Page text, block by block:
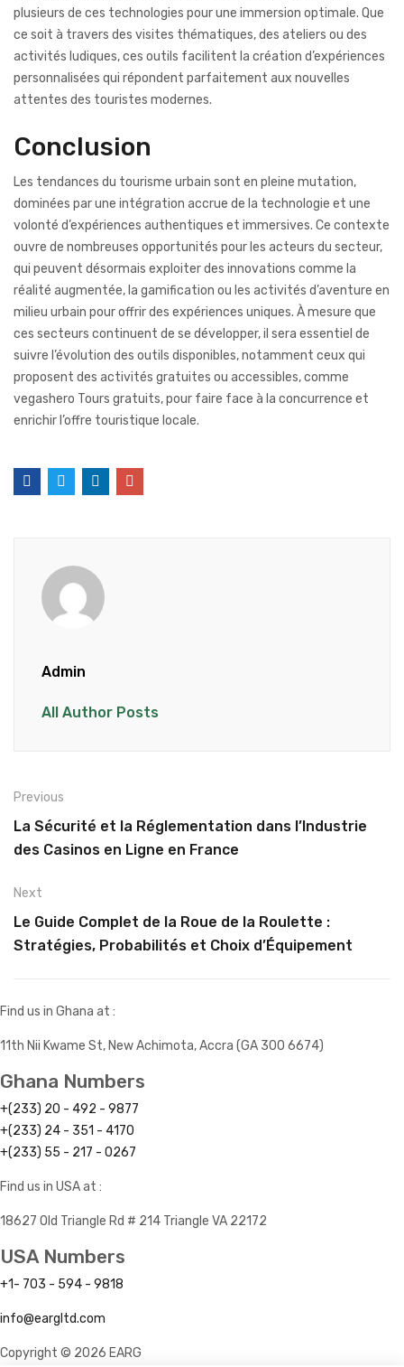
plusieurs de ces technologies pour une immersion optimale. Que
ce soit à travers des visites thématiques, des ateliers ou des
activités ludiques, ces outils facilitent la création d’expériences
personnalisées qui répondent parfaitement aux nouvelles
attentes des touristes modernes.
Conclusion
Les tendances du tourisme urbain sont en pleine mutation,
dominées par une intégration accrue de la technologie et une
volonté d’expériences authentiques et immersives. Ce contexte
ouvre de nombreuses opportunités pour les acteurs du secteur,
qui peuvent désormais exploiter des innovations comme la
réalité augmentée, la gamification ou les activités d’aventure en
milieu urbain pour offrir des expériences uniques. À mesure que
ces secteurs continuent de se développer, il sera essentiel de
suivre l’évolution des outils disponibles, notamment ceux qui
proposent des activités gratuites ou accessibles, comme
vegashero Tours gratuits, pour faire face à la concurrence et
enrichir l’offre touristique locale.
Admin
All Author Posts
Previous
La Sécurité et la Réglementation dans l’Industrie
des Casinos en Ligne en France
Next
Le Guide Complet de la Roue de la Roulette :
Stratégies, Probabilités et Choix d’Équipement
Find us in Ghana at :
11th Nii Kwame St, New Achimota, Accra (GA 300 6674)
Ghana Numbers
+(233) 20 - 492 - 9877
+(233) 24 - 351 - 4170
+(233) 55 - 217 - 0267
Find us in USA at :
18627 Old Triangle Rd # 214 Triangle VA 22172
USA Numbers
+1- 703 - 594 - 9818
info@eargltd.com
Copyright © 2026 EARG